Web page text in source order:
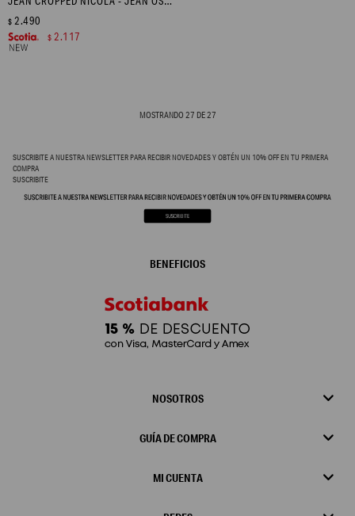
$ 2.490
$ 2.117
MOSTRANDO 27 DE27
SUSCRIBITE A NUESTRA NEWSLETTER PARA RECIBIR NOVEDADES Y OBTÉN UN 10% OFF EN TU PRIMERA
COMPRA
SUSCRIBITE
NOSOTROS
GUÍA DE COMPRA
MI CUENTA
BENEFICIOS